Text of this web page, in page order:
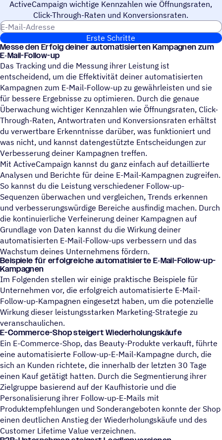
ActiveCampaign wichtige Kennzahlen wie Öffnungsraten,
Click-Through-Raten und Konversionsraten.
Erste Schritte
Messe den Erfolg deiner auto­ma­ti­sier­ten Kampa­gnen zum
E‑Mail-Follow-up
Das Tracking und die Messung ihrer Leistung ist
entscheidend, um die Effektivität deiner automatisierten
Kampagnen zum E-Mail-Follow-up zu gewährleisten und sie
für bessere Ergebnisse zu optimieren. Durch die genaue
Überwachung wichtiger Kennzahlen wie Öffnungsraten, Click-
Through-Raten, Antwortraten und Konversionsraten erhältst
du verwertbare Erkenntnisse darüber, was funktioniert und
was nicht, und kannst datengestützte Entscheidungen zur
Verbesserung deiner Kampagnen treffen.
Mit ActiveCampaign kannst du ganz einfach auf detaillierte
Analysen und Berichte für deine E-Mail-Kampagnen zugreifen.
So kannst du die Leistung verschiedener Follow-up-
Sequenzen überwachen und vergleichen, Trends erkennen
und verbesserungswürdige Bereiche ausfindig machen. Durch
die kontinuierliche Verfeinerung deiner Kampagnen auf
Grundlage von Daten kannst du die Wirkung deiner
automatisierten E-Mail-Follow-ups verbessern und das
Wachstum deines Unternehmens fördern.
Beispiele für erfolg­rei­che auto­ma­ti­sierte E‑Mail-Follow-up-
Kampa­gnen
Im Folgenden stellen wir einige praktische Beispiele für
Unternehmen vor, die erfolgreich automatisierte E-Mail-
Follow-up-Kampagnen eingesetzt haben, um die potenzielle
Wirkung dieser leistungsstarken Marketing-Strategie zu
veranschaulichen.
E-Commerce-Shop steigert Wiederholungskäufe
Ein E-Commerce-Shop, das Beauty-Produkte verkauft, führte
eine automatisierte Follow-up-E-Mail-Kampagne durch, die
sich an Kunden richtete, die innerhalb der letzten 30 Tage
einen Kauf getätigt hatten. Durch die Segmentierung ihrer
Zielgruppe basierend auf der Kaufhistorie und die
Personalisierung ihrer Follow-up-E-Mails mit
Produktempfehlungen und Sonderangeboten konnte der Shop
einen deutlichen Anstieg der Wiederholungskäufe und des
Customer Lifetime Value verzeichnen.